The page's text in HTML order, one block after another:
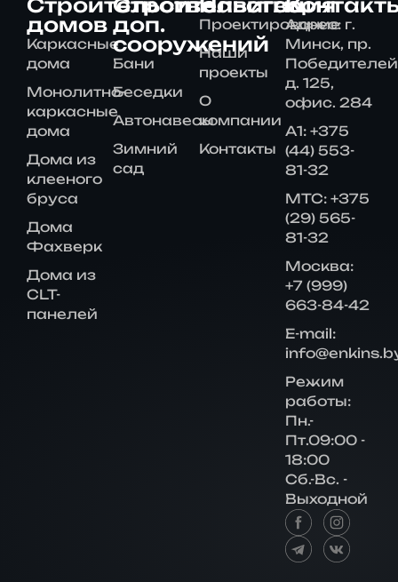
домов
Каркасные
дома
Монолитно-
каркасные
дома
Дома из
клееного
бруса
Дома
Фахверк
Дома из
CLT-
панелей
доп.
сооружений
Бани
Беседки
Автонавесы
Зимний
сад
Проектирование
Наши
проекты
О
компании
Контакты
Адрес: г.
Минск, пр.
д. 125,
офис. 284
А1: +375
(44) 553-
81-32
МТС: +375
(29) 565-
81-32
Москва:
+7 (999)
663-84-42
E-mail:
Режим
работы:
Пн.-
Пт.09:00 -
18:00
Сб.-Вс. -
Выходной